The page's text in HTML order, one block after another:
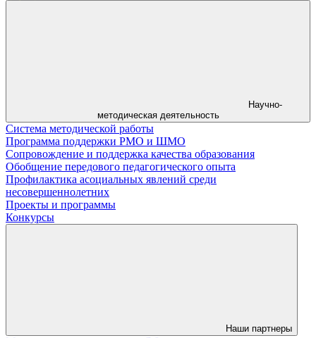
Научно-
методическая деятельность
Система методической работы
Программа поддержки РМО и ШМО
Сопровождение и поддержка качества образования
Обобщение передового педагогического опыта
Профилактика асоциальных явлений среди
несовершеннолетних
Проекты и программы
Конкурсы
Наши партнеры